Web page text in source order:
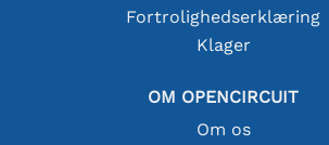
Fortrolighedserklæring
Klager
OM OPENCIRCUIT
Om os